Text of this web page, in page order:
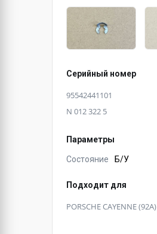
Серийный номер
95542441101
N 012 322 5
Параметры
Состояние Б/У
Подходит для
PORSCHE CAYENNE (92A)